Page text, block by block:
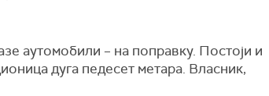
аутомобили – на поправку. Постоји и
дуга педесет метара. Власник,